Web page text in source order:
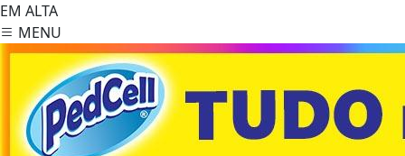
EM ALTA
MENU